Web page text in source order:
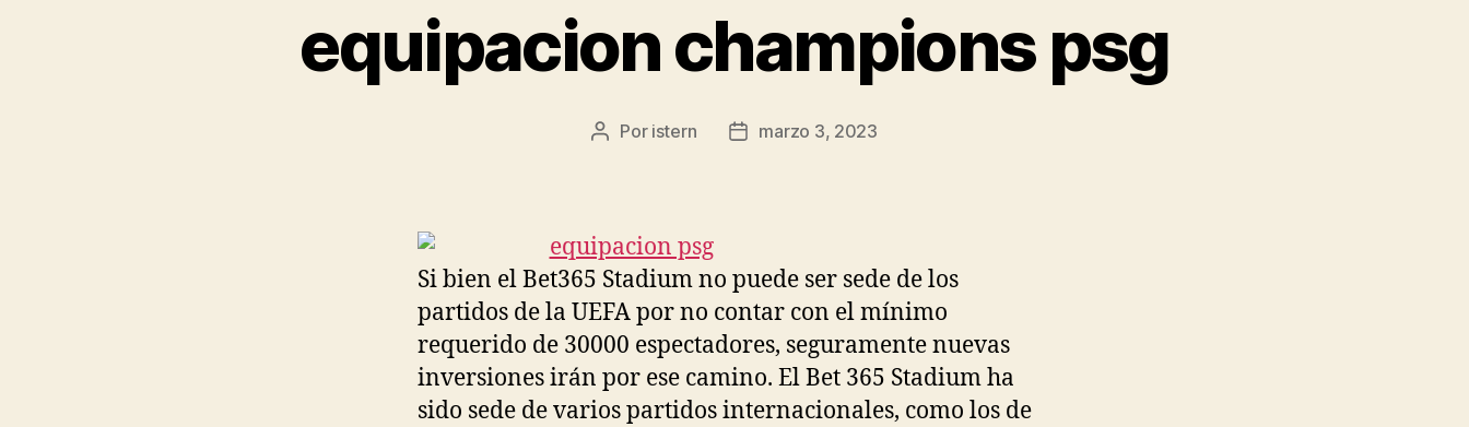
equipacion champions psg
Autor
Por istern
Fechamarzo 3, 2023
Si bien el Bet365 Stadium no puede ser sede de los
partidos de la UEFA por no contar con el mínimo
requerido de 30000 espectadores, seguramente nuevas
inversiones irán por ese camino. El Bet 365 Stadium ha
sido sede de varios partidos internacionales, como los de